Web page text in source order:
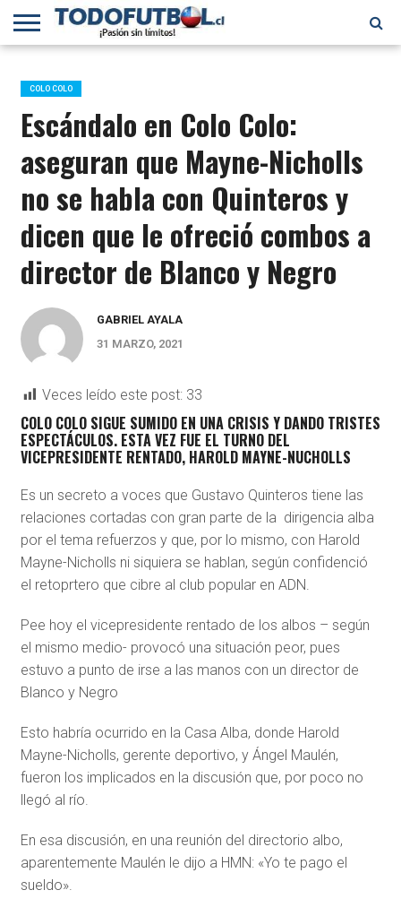
PRIMERA
B
SELECCIÓN
CHILENA
CHILENOS
EN EL
MUNDO
FÚTBOL
INTERNACIONAL
COLO COLO
Escándalo en Colo Colo:
aseguran que Mayne-Nicholls
no se habla con Quinteros y
dicen que le ofreció combos a
director de Blanco y Negro
GABRIEL AYALA
31 MARZO, 2021
Veces leído este post: 33
COLO COLO SIGUE SUMIDO EN UNA CRISIS Y DANDO TRISTES
ESPECTÁCULOS. ESTA VEZ FUE EL TURNO DEL
VICEPRESIDENTE RENTADO, HAROLD MAYNE-NUCHOLLS
Es un secreto a voces que Gustavo Quinteros tiene las
relaciones cortadas con gran parte de la dirigencia alba
por el tema refuerzos y que, por lo mismo, con Harold
Mayne-Nicholls ni siquiera se hablan, según confidenció
el retoprtero que cibre al club popular en ADN.
Pee hoy el vicepresidente rentado de los albos – según
el mismo medio- provocó una situación peor, pues
estuvo a punto de irse a las manos con un director de
Blanco y Negro
Esto habría ocurrido en la Casa Alba, donde Harold
Mayne-Nicholls, gerente deportivo, y Ángel Maulén,
fueron los implicados en la discusión que, por poco no
llegó al río.
En esa discusión, en una reunión del directorio albo,
aparentemente Maulén le dijo a HMN: «Yo te pago el
sueldo».